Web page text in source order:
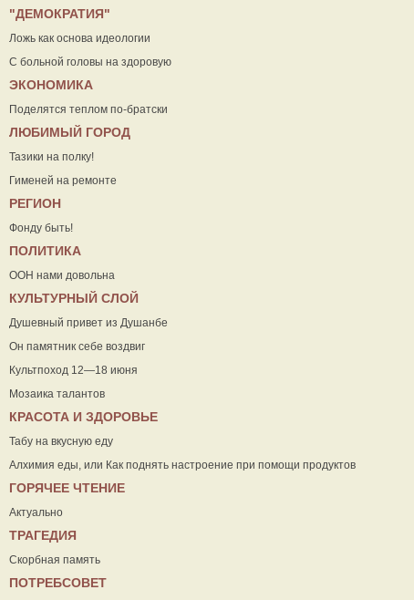
"ДЕМОКРАТИЯ"
Ложь как основа идеологии
С больной головы на здоровую
ЭКОНОМИКА
Поделятся теплом по-братски
ЛЮБИМЫЙ ГОРОД
Тазики на полку!
Гименей на ремонте
РЕГИОН
Фонду быть!
ПОЛИТИКА
ООН нами довольна
КУЛЬТУРНЫЙ СЛОЙ
Душевный привет из Душанбе
Он памятник себе воздвиг
Культпоход 12—18 июня
Мозаика талантов
КРАСОТА И ЗДОРОВЬЕ
Табу на вкусную еду
Алхимия еды, или Как поднять настроение при помощи продуктов
ГОРЯЧЕЕ ЧТЕНИЕ
Актуально
ТРАГЕДИЯ
Скорбная память
ПОТРЕБСОВЕТ